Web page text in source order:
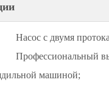
Насос с двумя
Профессиональный
машиной;